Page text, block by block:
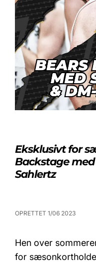
Eksklusivt for
Backstage
Sahlertz
OPRETTET 1/06 2023
Hen over
for